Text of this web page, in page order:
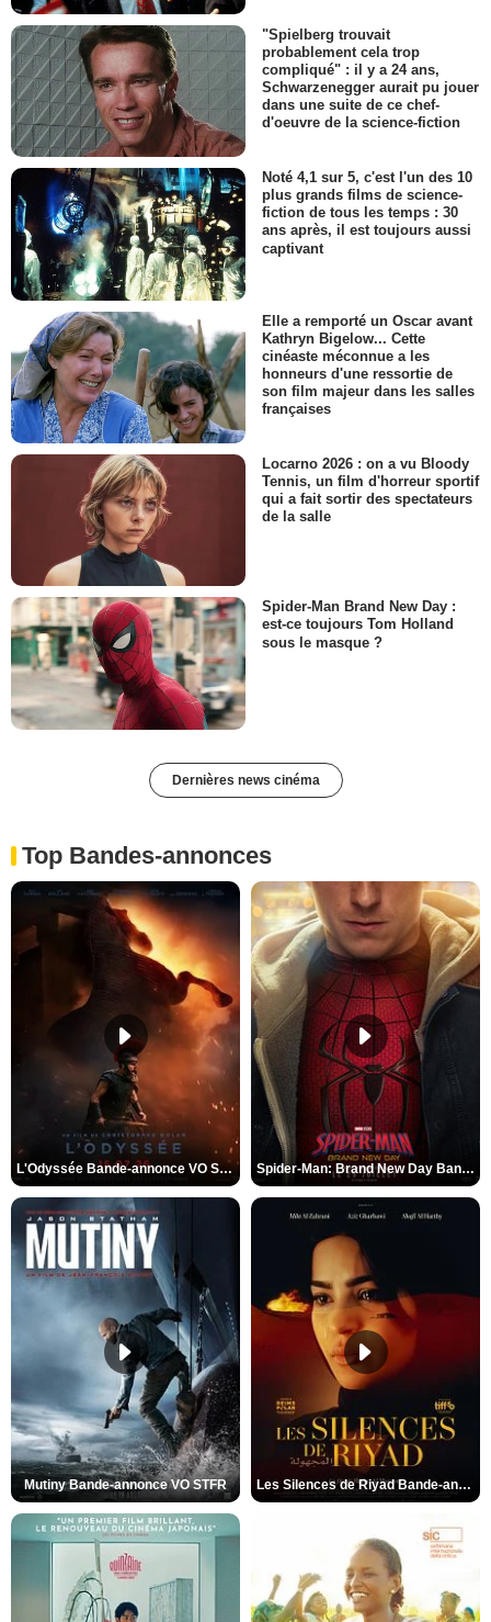
"Spielberg trouvait
probablement cela trop
compliqué" : il y a 24 ans,
Schwarzenegger aurait pu jouer
dans une suite de ce chef-
d'oeuvre de la science-fiction
Noté 4,1 sur 5, c'est l'un des 10
plus grands films de science-
fiction de tous les temps : 30
ans après, il est toujours aussi
captivant
Elle a remporté un Oscar avant
Kathryn Bigelow... Cette
cinéaste méconnue a les
honneurs d'une ressortie de
son film majeur dans les salles
françaises
Locarno 2026 : on a vu Bloody
Tennis, un film d'horreur sportif
qui a fait sortir des spectateurs
de la salle
Spider-Man Brand New Day :
est-ce toujours Tom Holland
sous le masque ?
Dernières news cinéma
Top Bandes-annonces
L'Odyssée Bande-annonce VO STFR Spider-Man: Brand New Day Bande-annonce VO STFR
Mutiny Bande-annonce VO STFR Les Silences de Riyad Bande-annonce VO STFR